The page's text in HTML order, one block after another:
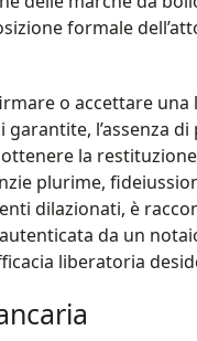
formale
o accettare
l’assenza
la
plurime,
dilazionati, è
da un
liberatoria